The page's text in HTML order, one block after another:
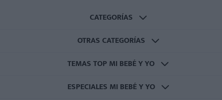
CATEGORÍAS
OTRAS CATEGORÍAS
TEMAS TOP MI BEBÉ Y YO
ESPECIALES MI BEBÉ Y YO